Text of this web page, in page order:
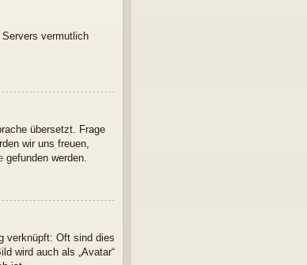
vermutlich
übersetzt. Frage
wir uns freuen,
gefunden werden.
verknüpft: Oft sind dies
wird auch als „Avatar“